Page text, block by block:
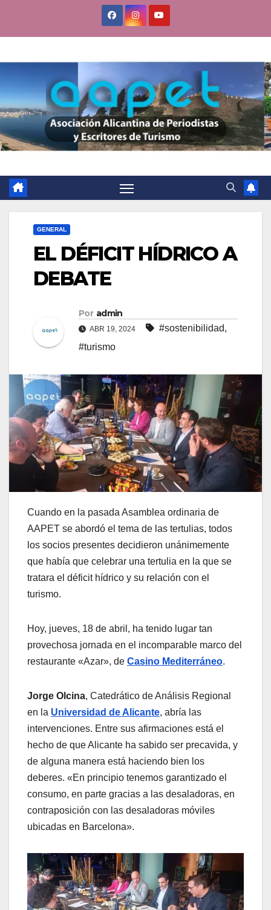
GENERAL
EL DÉFICIT HÍDRICO A
DEBATE
Por admin
ABR 19, 2024 #sostenibilidad,
#turismo
Cuando en la pasada Asamblea ordinaria de
AAPET se abordó el tema de las tertulias, todos
los socios presentes decidieron unánimemente
que había que celebrar una tertulia en la que se
tratara el déficit hídrico y su relación con el
turismo.
Hoy, jueves, 18 de abril, ha tenido lugar tan
provechosa jornada en el incomparable marco del
restaurante «Azar», de Casino Mediterráneo.
Jorge Olcina, Catedrático de Análisis Regional
en la Universidad de Alicante, abría las
intervenciones. Entre sus afirmaciones está el
hecho de que Alicante ha sabido ser precavida, y
de alguna manera está haciendo bien los
deberes. «En principio tenemos garantizado el
consumo, en parte gracias a las desaladoras, en
contraposición con las desaladoras móviles
ubicadas en Barcelona».